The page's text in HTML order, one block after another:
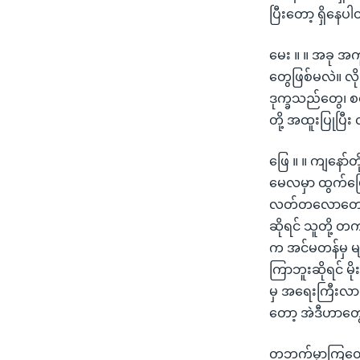
ပြီးတော့ ရှိနေပ
မေး ။ ။ အခု
တွေဖြစ်မလဲ။ လို
ဒုက္ခသည်တွေ၊
တို့ အထူးပြုပ
ဖြေ ။ ။ ကျန
မေလမှာ ထွက်ပ
လတ်တလောတေ
ဆိုရင် သူတို့ တက
က အင်မတန်မှ မ
ကြာဘူးဆိုရင်
မှ အရေးကြီး
တော့ အဲဒီဟာတွ
တဘက်မှာကြတ